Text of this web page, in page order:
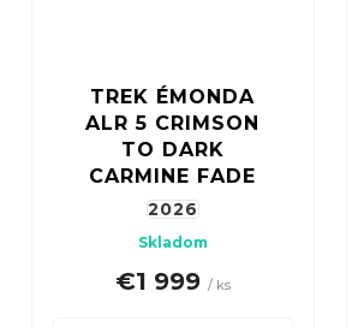
TREK ÉMONDA
ALR 5 CRIMSON
TO DARK
CARMINE FADE
2026
Skladom
€1 999 / ks